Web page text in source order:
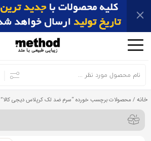
اشتراک
استفاده
از
روش‌های
زیر
می‌توانید
خانه / محصولات برچسب خورده “سرم ضد لک کرپلاس دیجی کالا”